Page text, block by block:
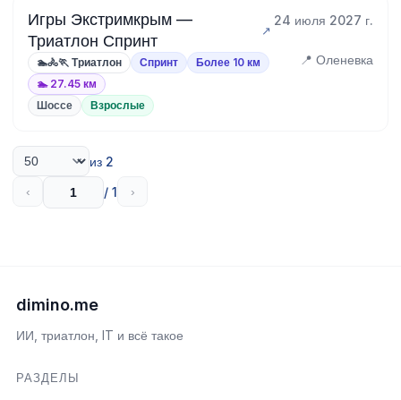
Игры Экстримкрым —
Триатлон Спринт
24 июля 2027 г.
🏊🚴🏃 Триатлон Спринт
Более 10 км
🏊 27.45 км
📍 Оленевка
Шоссе Взрослые
из 2
‹ / 1 ›
dimino.me
ИИ, триатлон, IT и всё такое
РАЗДЕЛЫ